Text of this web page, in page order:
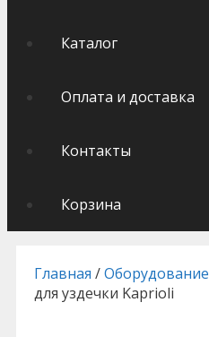
Каталог
Оплата и доставка
Контакты
Корзина
Главная /Оборудование
для уздечки Kaprioli